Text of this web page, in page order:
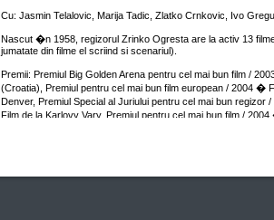
Cu: Jasmin Telalovic, Marija Tadic, Zlatko Crnkovic, Ivo
Nascut �n 1958, regizorul Zrinko Ogresta are la activ 13
jumatate din filme el scriind si scenariul).
Premii: Premiul Big Golden Arena pentru cel mai bun film /
(Croatia), Premiul pentru cel mai bun film european / 2004 �
Denver, Premiul Special al Juriului pentru cel mai bun
Film de la Karlovy Vary, Premiul pentru cel mai bun film /
de Film de la Karlovy Vary.